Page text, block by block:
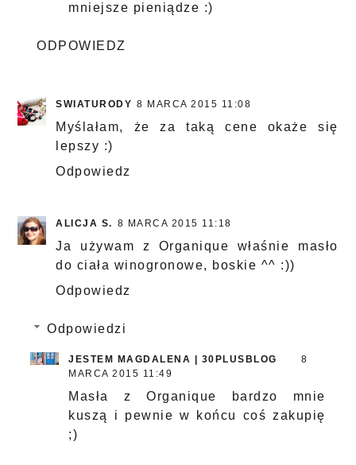
mniejsze pieniądze :)
ODPOWIEDZ
SWIATURODY 8 MARCA 2015 11:08
Myślałam, że za taką cene okaże się
lepszy :)
Odpowiedz
ALICJA S. 8 MARCA 2015 11:18
Ja używam z Organique właśnie masło
do ciała winogronowe, boskie ^^ :))
Odpowiedz
Odpowiedzi
JESTEM MAGDALENA | 30PLUSBLOG
8
MARCA 2015 11:49
Masła z Organique bardzo mnie
kuszą i pewnie w końcu coś zakupię
;)